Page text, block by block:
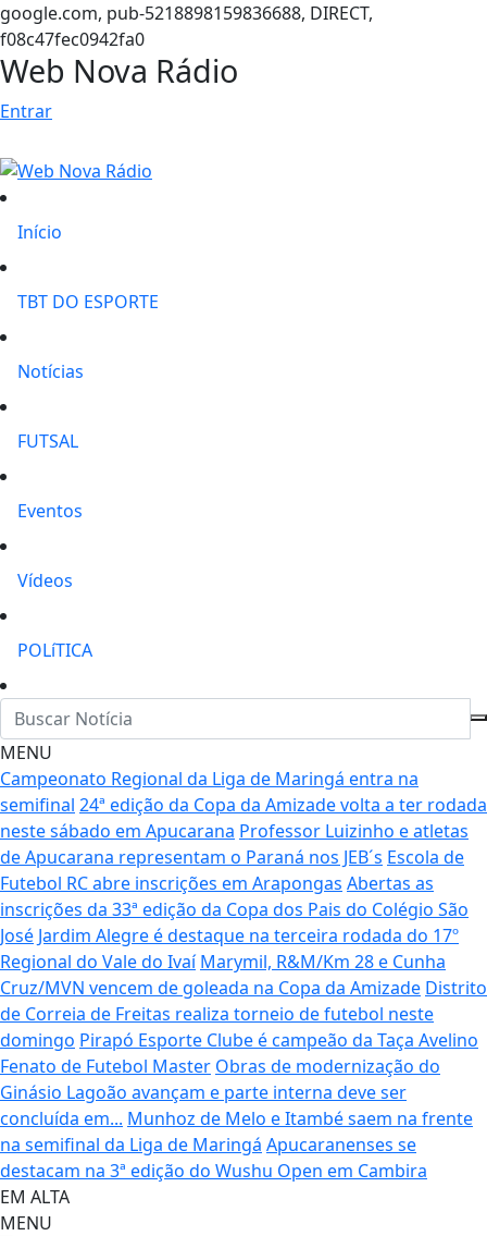
google.com, pub-5218898159836688, DIRECT,
f08c47fec0942fa0
Web Nova Rádio
Entrar
Início
TBT DO ESPORTE
Notícias
FUTSAL
Eventos
Vídeos
POLíTICA
MENU
Campeonato Regional da Liga de Maringá entra na
semifinal 24ª edição da Copa da Amizade volta a ter rodada
neste sábado em Apucarana Professor Luizinho e atletas
de Apucarana representam o Paraná nos JEB´s Escola de
Futebol RC abre inscrições em Arapongas Abertas as
inscrições da 33ª edição da Copa dos Pais do Colégio São
José Jardim Alegre é destaque na terceira rodada do 17º
Regional do Vale do Ivaí Marymil, R&M/Km 28 e Cunha
Cruz/MVN vencem de goleada na Copa da Amizade Distrito
de Correia de Freitas realiza torneio de futebol neste
domingo Pirapó Esporte Clube é campeão da Taça Avelino
Fenato de Futebol Master Obras de modernização do
Ginásio Lagoão avançam e parte interna deve ser
concluída em... Munhoz de Melo e Itambé saem na frente
na semifinal da Liga de Maringá Apucaranenses se
destacam na 3ª edição do Wushu Open em Cambira
EM ALTA
MENU